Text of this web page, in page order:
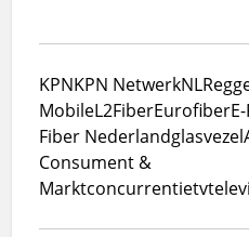
KPNKPN NetwerkNL
MobileL2FiberEurofiber
Fiber Nederlandglasvezel
Consument &
Marktconcurrentietv